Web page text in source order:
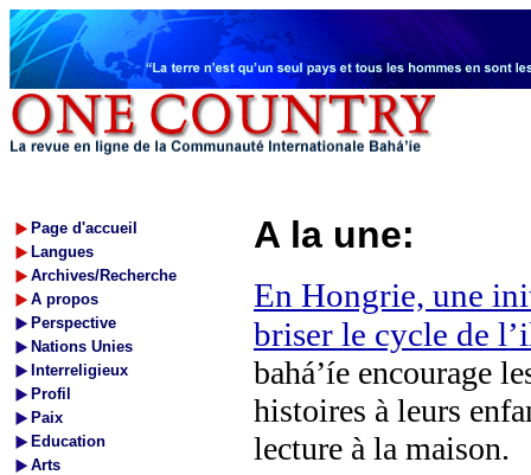
Page d'accueil
Langues
Archives/Recherche
A propos
Perspective
Nations Unies
Interreligieux
Profil
Paix
Education
Arts
A la une:
En Hongrie, une
briser le cycle de
bahá’íe encourage
histoires à leurs
lecture à la maison.